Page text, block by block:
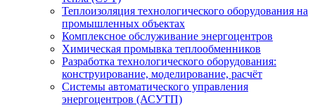
Теплоизоляция технологического оборудования на
промышленных объектах
Комплексное обслуживание энергоцентров
Химическая промывка теплообменников
Разработка технологического оборудования:
конструирование, моделирование, расчёт
Системы автоматического управления
энергоцентров (АСУТП)